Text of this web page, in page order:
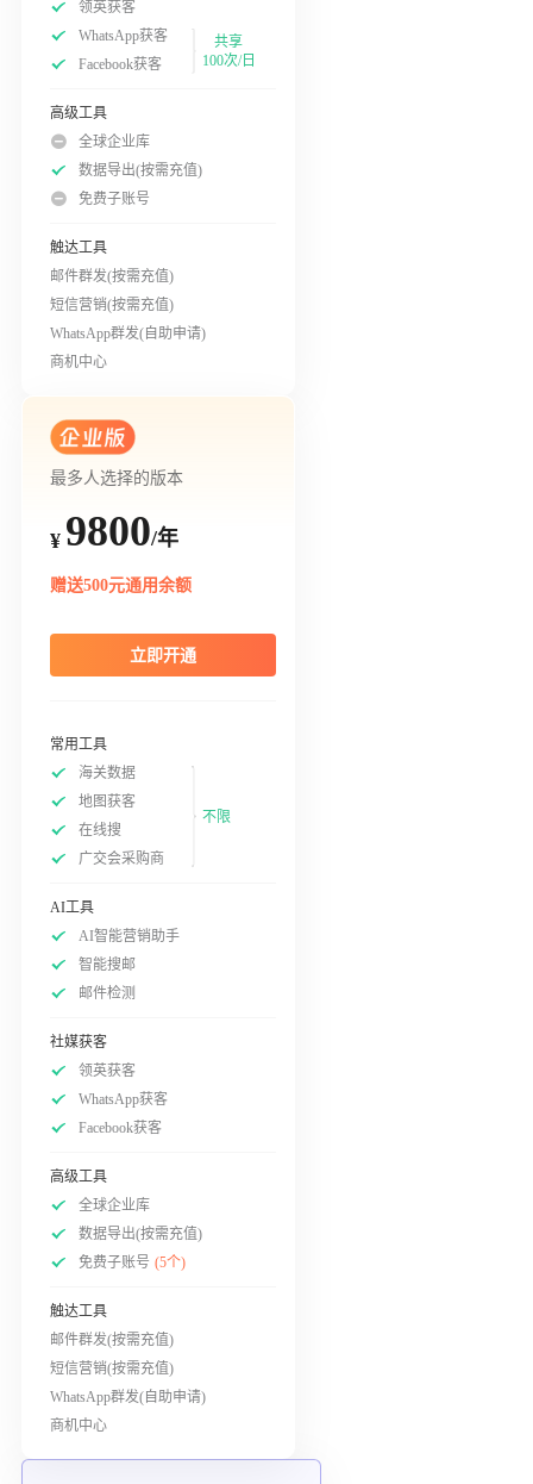
领英获客
WhatsApp获客
Facebook获客
共享
100次/日
高级工具
全球企业库
数据导出(按需充值)
免费子账号
触达工具
邮件群发(按需充值)
短信营销(按需充值)
WhatsApp群发(自助申请)
商机中心
最多人选择的版本
¥ 9800/年
赠送500元通用余额
立即开通
常用工具
海关数据
地图获客
在线搜
广交会采购商
不限
AI工具
AI智能营销助手
智能搜邮
邮件检测
社媒获客
领英获客
WhatsApp获客
Facebook获客
高级工具
全球企业库
数据导出(按需充值)
免费子账号 (5个)
触达工具
邮件群发(按需充值)
短信营销(按需充值)
WhatsApp群发(自助申请)
商机中心